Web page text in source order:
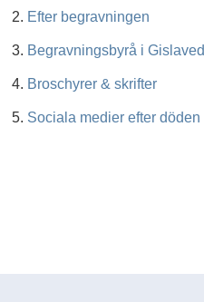
Efter begravningen
Begravningsbyrå i Gislaved
Broschyrer & skrifter
Sociala medier efter döden